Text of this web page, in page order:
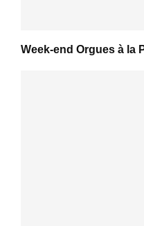
Week-end Orgues à la